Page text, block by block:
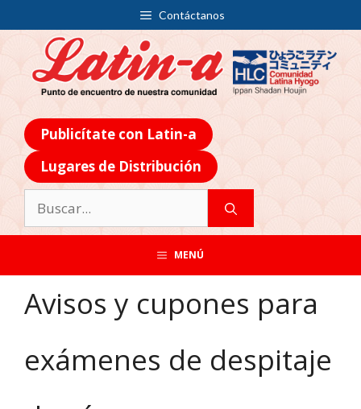
Contáctanos
Publicítate con Latin-a
Lugares de Distribución
MENÚ
Avisos y cupones para
exámenes de despitaje